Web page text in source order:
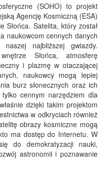
(SOHO) to projekt
Agencję Kosmiczną (ESA)
Słońca. Satelita, który został
naukowcom cennych danych
najbliższej gwiazdy.
Słońca, atmosferę
i plazmę w otaczającej
naukowcy mogą lepiej
burz słonecznych oraz ich
cennym narzędziem dla
dzięki takim projektom
w odkryciach również
obrazy kosmiczne mogą
ma dostęp do Internetu. W
do demokratyzacji nauki,
astronomii i poznawanie